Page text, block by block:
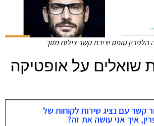
הלפרין טופס יצירת קשר צילום מסך
שואלים על אופטיקה
קשר עם נציג שירות לקוחות של
איך אני עושה את זה?